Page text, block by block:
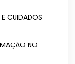
CUIDADOS
NO